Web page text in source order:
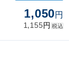
1,050円
1,155円 税込